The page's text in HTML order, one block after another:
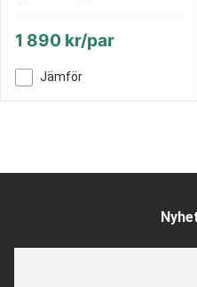
1 890 kr/par
Jämför